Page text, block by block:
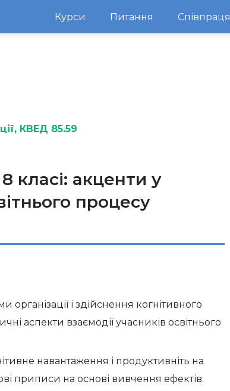
Курси Питання Співпраця
, КВЕД 85.59
класі: акценти у
процесу
і здійснення когнітивного
аспекти взаємодії учасників освітнього
навантаження і продуктивніть на
приписи на основі вивчення ефектів.